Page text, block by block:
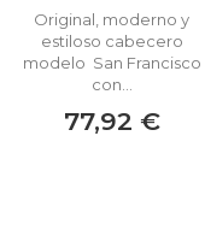
Original, moderno y
estiloso cabecero
modelo San Francisco
con...
77,92 €